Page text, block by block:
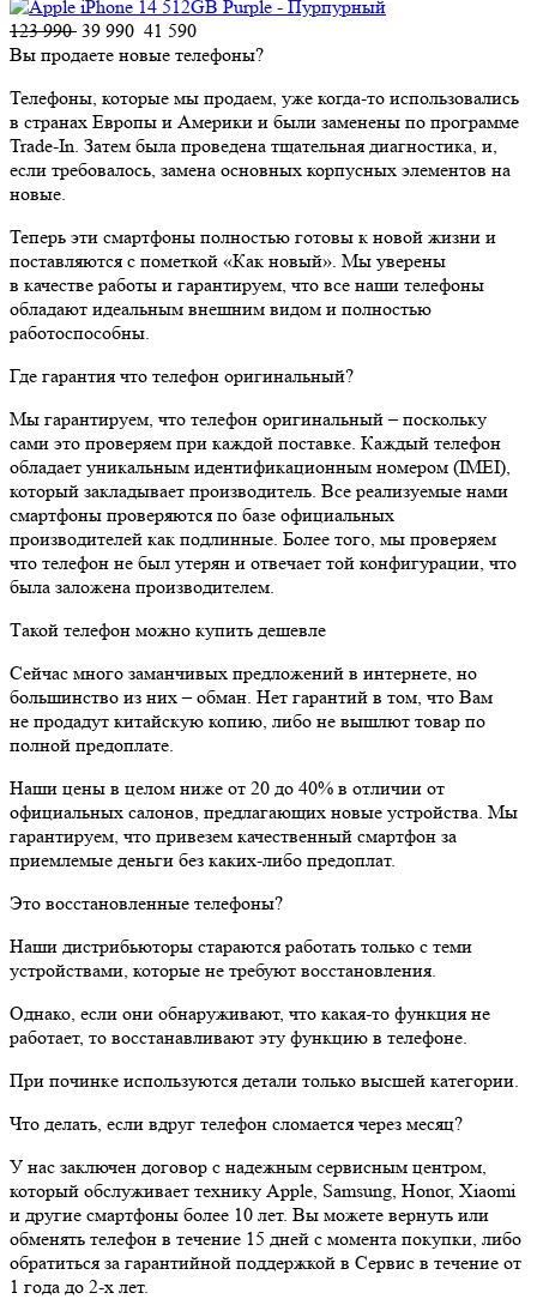
123 990 39 990 41 590
Вы продаете новые телефоны?
Телефоны, которые мы продаем, уже когда-то использовались
в странах Европы и Америки и были заменены по программе
Trade-In. Затем была проведена тщательная диагностика, и,
если требовалось, замена основных корпусных элементов на
новые.
Теперь эти смартфоны полностью готовы к новой жизни и
поставляются с пометкой «Как новый». Мы уверены
в качестве работы и гарантируем, что все наши телефоны
обладают идеальным внешним видом и полностью
работоспособны.
Где гарантия что телефон оригинальный?
Мы гарантируем, что телефон оригинальный – поскольку
сами это проверяем при каждой поставке. Каждый телефон
обладает уникальным идентификационным номером (IMEI),
который закладывает производитель. Все реализуемые нами
смартфоны проверяются по базе официальных
производителей как подлинные. Более того, мы проверяем
что телефон не был утерян и отвечает той конфигурации, что
была заложена производителем.
Такой телефон можно купить дешевле
Сейчас много заманчивых предложений в интернете, но
большинство из них – обман. Нет гарантий в том, что Вам
не продадут китайскую копию, либо не вышлют товар по
полной предоплате.
Наши цены в целом ниже от 20 до 40% в отличии от
официальных салонов, предлагающих новые устройства. Мы
гарантируем, что привезем качественный смартфон за
приемлемые деньги без каких-либо предоплат.
Это восстановленные телефоны?
Наши дистрибьюторы стараются работать только с теми
устройствами, которые не требуют восстановления.
Однако, если они обнаруживают, что какая-то функция не
работает, то восстанавливают эту функцию в телефоне.
При починке используются детали только высшей категории.
Что делать, если вдруг телефон сломается через месяц?
У нас заключен договор с надежным сервисным центром,
который обслуживает технику Apple, Samsung, Honor, Xiaomi
и другие смартфоны более 10 лет. Вы можете вернуть или
обменять телефон в течение 15 дней с момента покупки, либо
обратиться за гарантийной поддержкой в Сервис в течение от
1 года до 2-х лет.